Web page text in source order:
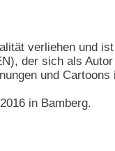
verliehen und
der sich als
und
in Bamberg.